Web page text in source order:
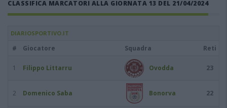
CLASSIFICA MARCATORI ALLA GIORNATA 13 DEL 21/04/2024
DIARIOSPORTIVO.IT
# Giocatore Squadra Reti
1 Filippo Littarru Ovodda 23
2 Domenico Saba Bonorva 22